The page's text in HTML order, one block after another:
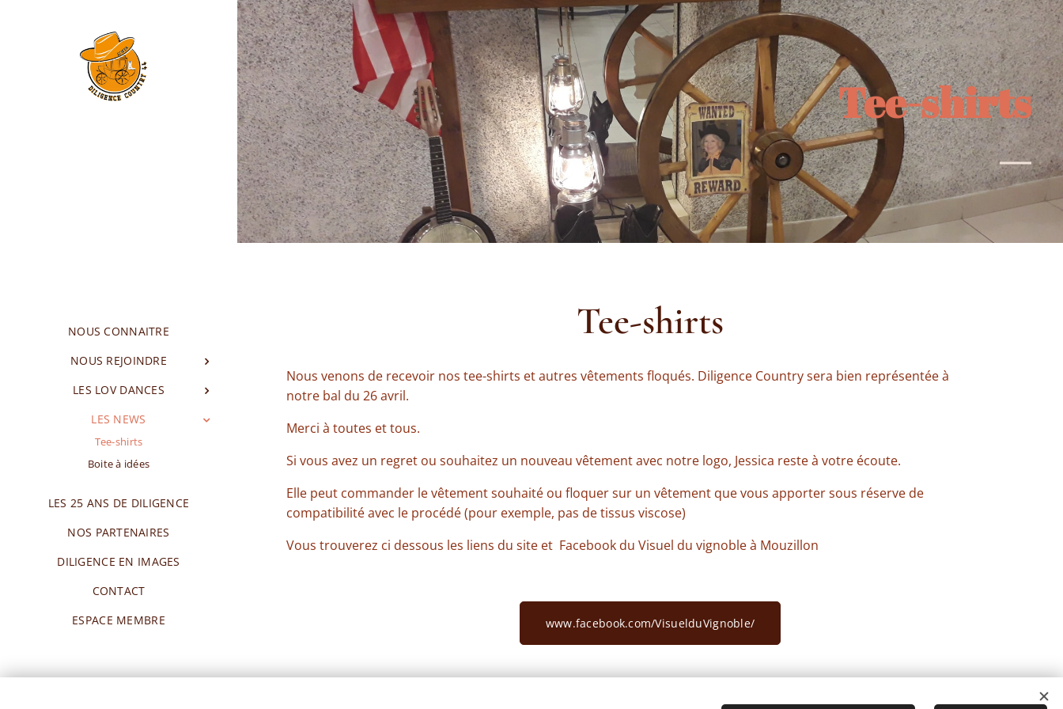
NOUS CONNAITRE
NOUS REJOINDRE
LES LOV DANCES
LES NEWS
Tee-shirts
Boite à idées
LES 25 ANS DE DILIGENCE
NOS PARTENAIRES
DILIGENCE EN IMAGES
CONTACT
ESPACE MEMBRE
Tee-shirts
Tee-shirts
Nous venons de recevoir nos tee-shirts et autres vêtements floqués. Diligence Country sera bien représentée à
notre bal du 26 avril.
Merci à toutes et tous.
Si vous avez un regret ou souhaitez un nouveau vêtement avec notre logo, Jessica reste à votre écoute.
Elle peut commander le vêtement souhaité ou floquer sur un vêtement que vous apporter sous réserve de
compatibilité avec le procédé (pour exemple, pas de tissus viscose)
Vous trouverez ci dessous les liens du site et Facebook du Visuel du vignoble à Mouzillon
www.facebook.com/VisuelduVignoble/